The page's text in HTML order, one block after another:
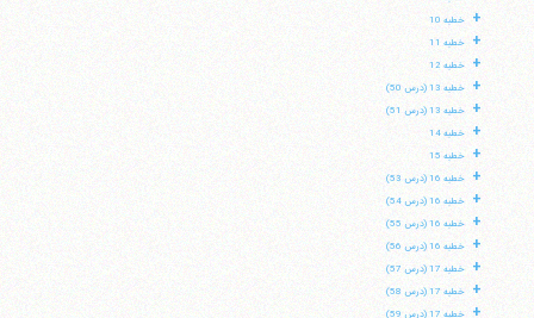
+ خطبه 10
+ خطبه 11
+ خطبه 12
+ خطبه 13 (درس 50)
+ خطبه 13 (درس 51)
+ خطبه 14
+ خطبه 15
+ خطبه 16 (درس 53)
+ خطبه 16 (درس 54)
+ خطبه 16 (درس 55)
+ خطبه 16 (درس 56)
+ خطبه 17 (درس 57)
+ خطبه 17 (درس 58)
+ خطبه 17 (درس 59)